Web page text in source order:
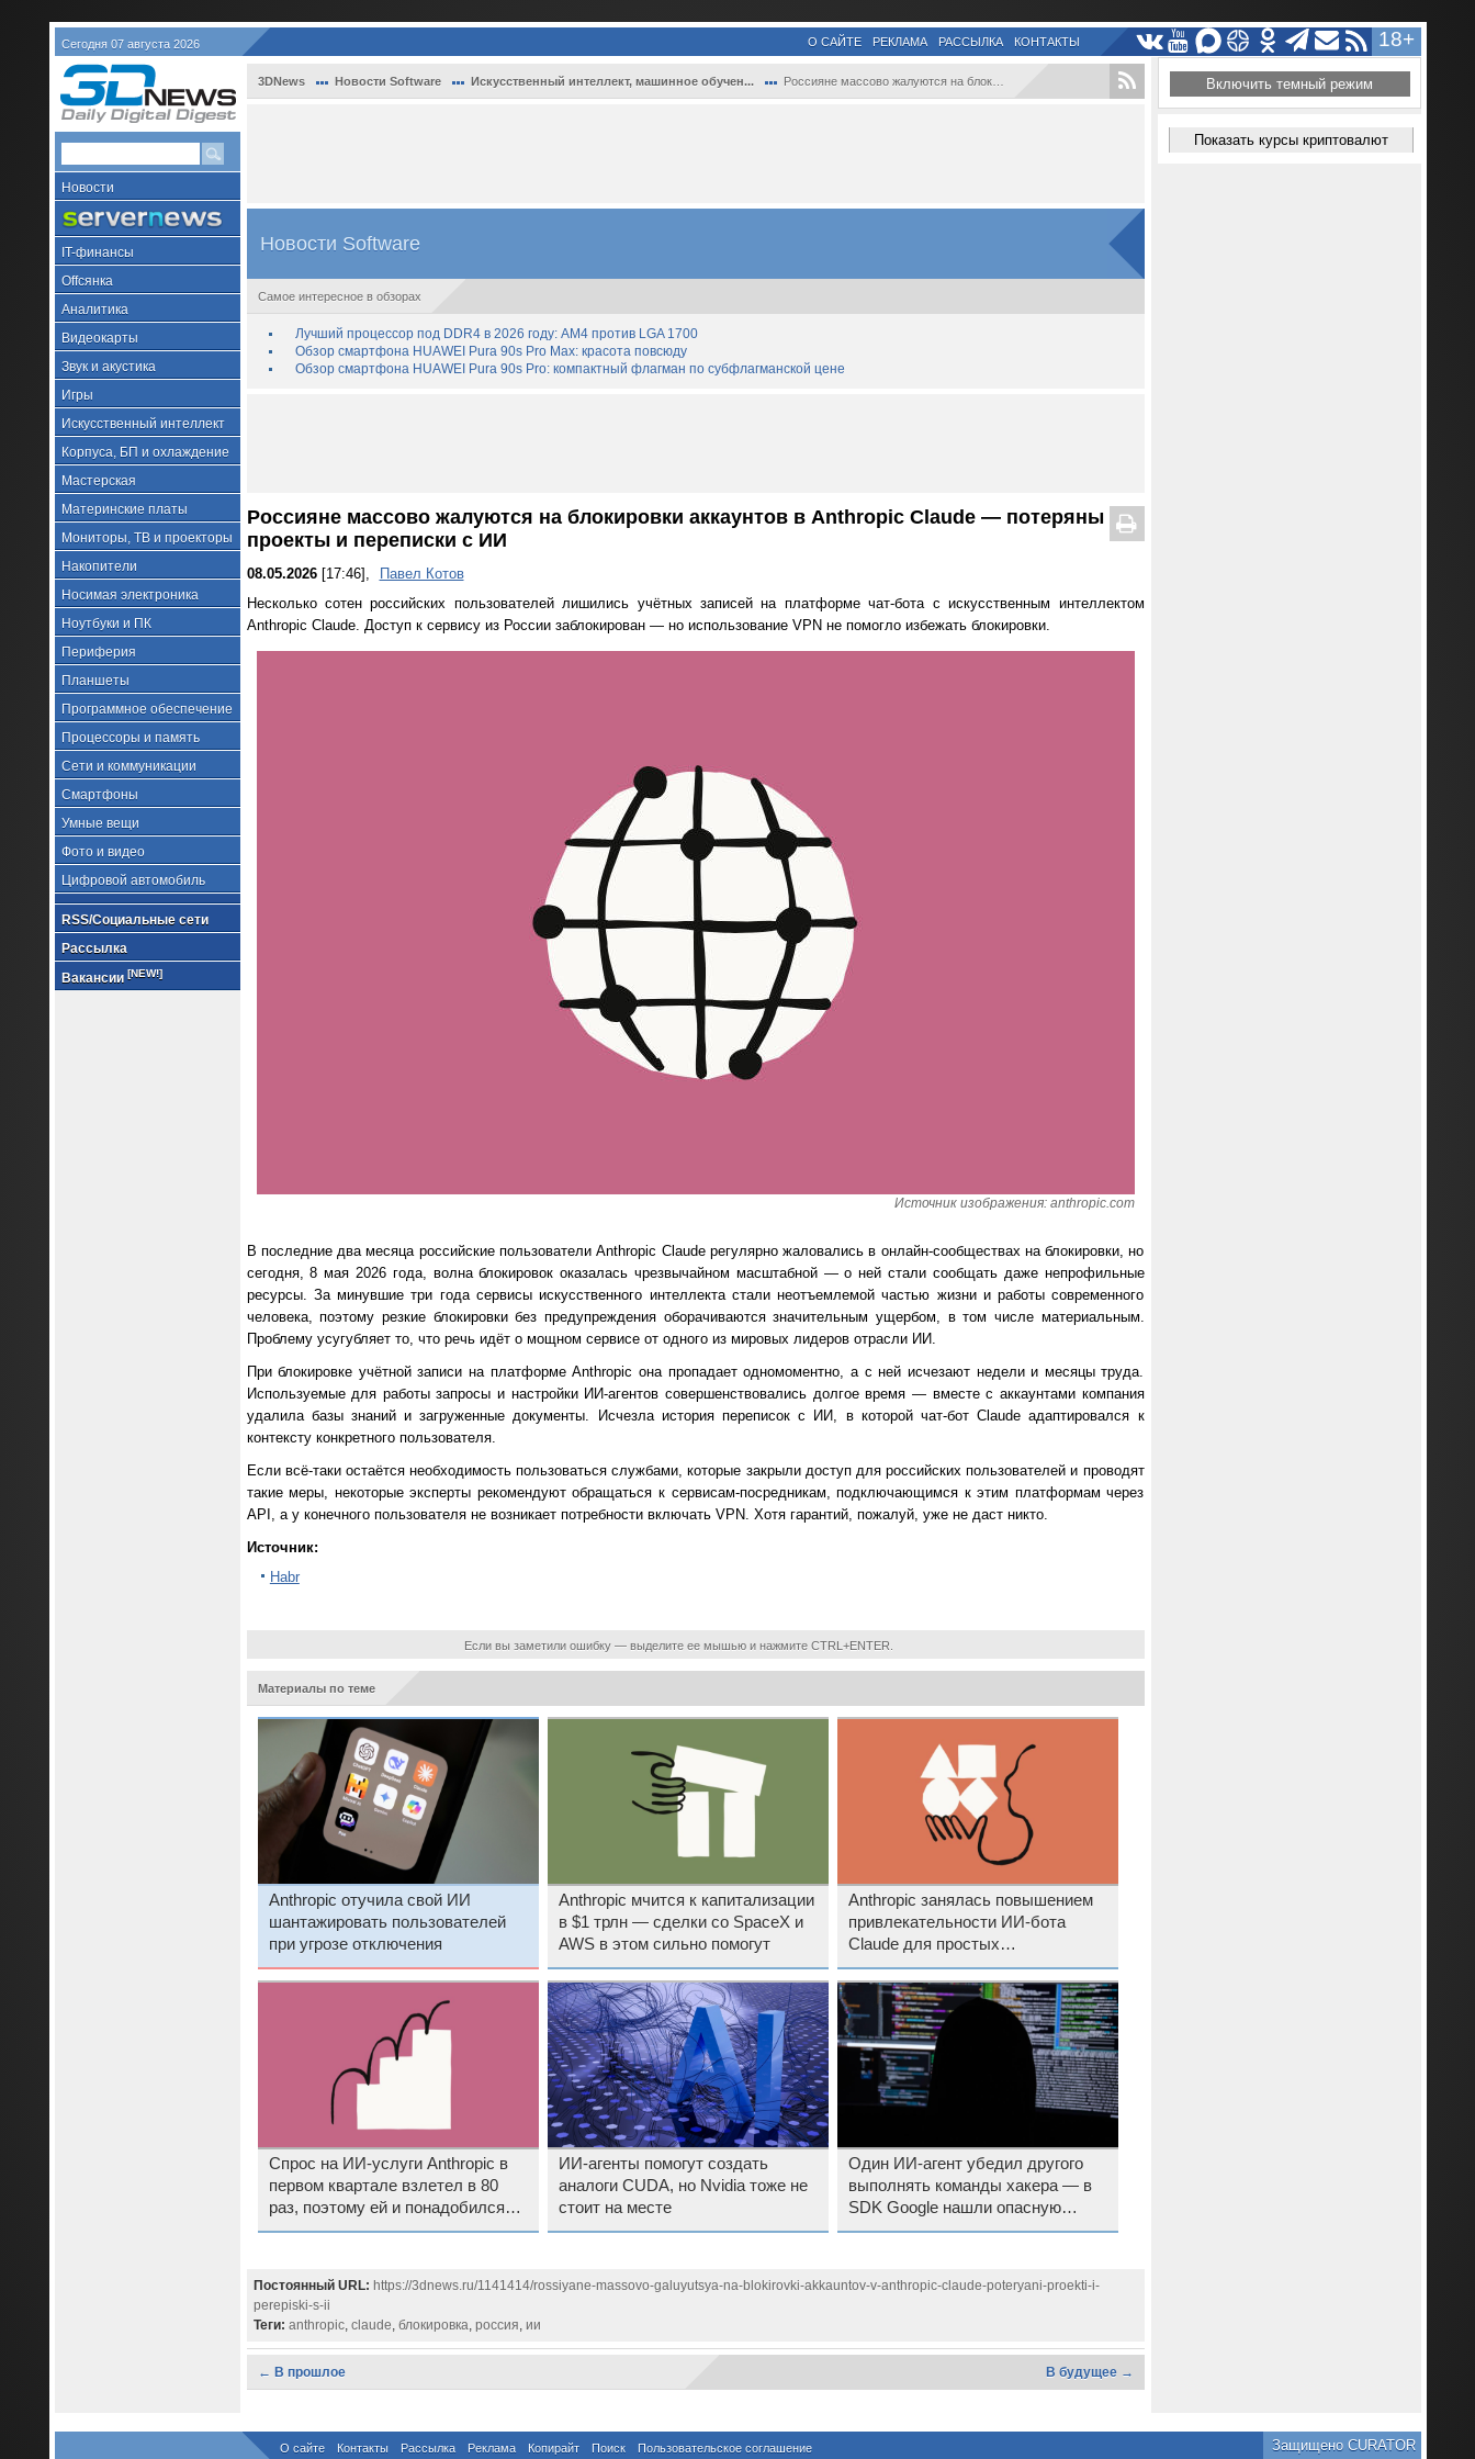
Сегодня 07 августа 2026 18+
О САЙТЕ РЕКЛАМА РАССЫЛКА КОНТАКТЫ
Новости
IT-финансы
Offсянка
Аналитика
Видеокарты
Звук и акустика
Игры
Искусственный интеллект
Корпуса, БП и охлаждение
Мастерская
Материнские платы
Мониторы, ТВ и проекторы
Накопители
Носимая электроника
Ноутбуки и ПК
Периферия
Планшеты
Программное обеспечение
Процессоры и память
Сети и коммуникации
Смартфоны
Умные вещи
Фото и видео
Цифровой автомобиль
RSS/Социальные сети
Рассылка
Вакансии [NEW!]
3DNews Новости Software Искусственный интеллект, машинное обучен... Россияне массово жалуются на блокировки ...
Новости Software
Самое интересное в обзорах
Лучший процессор под DDR4 в 2026 году: AM4 против LGA 1700
Обзор смартфона HUAWEI Pura 90s Pro Max: красота повсюду
Обзор смартфона HUAWEI Pura 90s Pro: компактный флагман по субфлагманской цене
Россияне массово жалуются на блокировки аккаунтов в Anthropic Claude — потеряны
проекты и переписки с ИИ
08.05.2026[17:46],
Павел Котов
Несколько сотен российских пользователей лишились учётных записей на платформе чат-бота с искусственным интеллектом
Anthropic Claude. Доступ к сервису из России заблокирован — но использование VPN не помогло избежать блокировки.
Источник изображения: anthropic.com
В последние два месяца российские пользователи Anthropic Claude регулярно жаловались в онлайн-сообществах на блокировки, но
сегодня, 8 мая 2026 года, волна блокировок оказалась чрезвычайном масштабной — о ней стали сообщать даже непрофильные
ресурсы. За минувшие три года сервисы искусственного интеллекта стали неотъемлемой частью жизни и работы современного
человека, поэтому резкие блокировки без предупреждения оборачиваются значительным ущербом, в том числе материальным.
Проблему усугубляет то, что речь идёт о мощном сервисе от одного из мировых лидеров отрасли ИИ.
При блокировке учётной записи на платформе Anthropic она пропадает одномоментно, а с ней исчезают недели и месяцы труда.
Используемые для работы запросы и настройки ИИ-агентов совершенствовались долгое время — вместе с аккаунтами компания
удалила базы знаний и загруженные документы. Исчезла история переписок с ИИ, в которой чат-бот Claude адаптировался к
контексту конкретного пользователя.
Если всё-таки остаётся необходимость пользоваться службами, которые закрыли доступ для российских пользователей и проводят
такие меры, некоторые эксперты рекомендуют обращаться к сервисам-посредникам, подключающимся к этим платформам через
API, а у конечного пользователя не возникает потребности включать VPN. Хотя гарантий, пожалуй, уже не даст никто.
Источник:
Habr
Если вы заметили ошибку — выделите ее мышью и нажмите CTRL+ENTER.
Материалы по теме
Anthropic отучила свой ИИ
шантажировать пользователей
при угрозе отключения
Anthropic мчится к капитализации
в $1 трлн — сделки со SpaceX и
AWS в этом сильно помогут
Anthropic занялась повышением
привлекательности ИИ-бота
Claude для простых
пользователей
Спрос на ИИ-услуги Anthropic в
первом квартале взлетел в 80
раз, поэтому ей и понадобился
суперкомпьютер Маска
ИИ-агенты помогут создать
аналоги CUDA, но Nvidia тоже не
стоит на месте
Один ИИ-агент убедил другого
выполнять команды хакера — в
SDK Google нашли опасную
схему атаки
Постоянный URL: https://3dnews.ru/1141414/rossiyane-massovo-galuyutsya-na-blokirovki-akkauntov-v-anthropic-claude-poteryani-proekti-i-
perepiski-s-ii
Теги: anthropic, claude, блокировка, россия, ии
← В прошлое В будущее →
Включить темный режим
Показать курсы криптовалют
О сайте Контакты Рассылка Реклама Копирайт Поиск Пользовательское соглашение Защищено CURATOR